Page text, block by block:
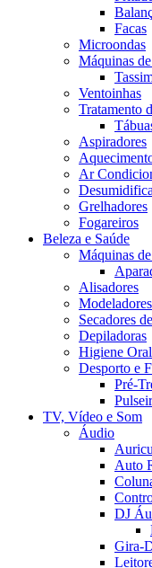
Facas
Microondas
Máquinas
Ventoinhas
Tratamento
Aspiradores
Ar
Grelhadores
Fogareiros
Beleza e Saúde
Máquinas
Alisadores
Modeladores
Secadores
Depiladoras
Higiene Oral
Desporto e
Pré-
TV, Vídeo e Som
Áudio
Auto
DJ
Gira-